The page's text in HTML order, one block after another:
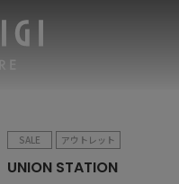
SALE アウトレット
UNION STATION